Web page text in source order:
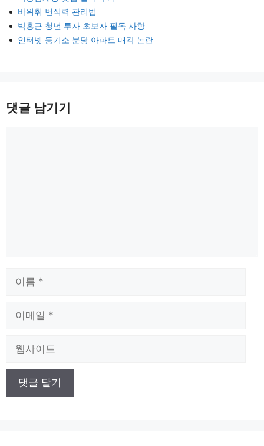
바위취 번식력 관리법
박홍근 청년 투자 초보자 필독 사항
인터넷 등기소 분당 아파트 매각 논란
댓글 남기기